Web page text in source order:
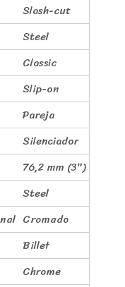
Slash-cut
Steel
Classic
Slip-on
Pareja
Silenciador
76,2 mm (3″)
Steel
Cromado
Billet
Chrome